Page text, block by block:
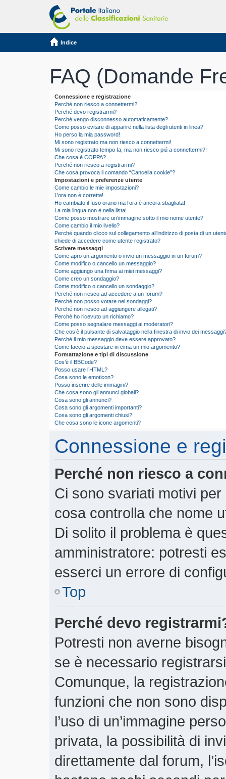
Indice
FAQ (Domande
Connessione e registrazione
Perché non riesco a connettermi?
Perché devo registrarmi?
Perché vengo disconnesso automaticamente?
Come posso evitare di apparire nella lista degli utenti in linea?
Ho perso la mia password!
Mi sono registrato ma non riesco a connettermi!
Mi sono registrato tempo fa, ma non riesco piú a connettermi?!
Che cosa è COPPA?
Perché non riesco a registrarmi?
Che cosa provoca il comando “Cancella cookie”?
Impostazioni e preferenze utente
Come cambio le mie impostazioni?
L’ora non è corretta!
Ho cambiato il fuso orario ma l’ora è ancora sbagliata!
La mia lingua non è nella lista!
Come posso mostrare un’immagine sotto il mio nome utente?
Come cambio il mio livello?
Perché quando clicco sul collegamento all’indirizzo di posta di un
chiede di accedere come utente registrato?
Scrivere messaggi
Come apro un argomento o invio un messaggio in un forum?
Come modifico o cancello un messaggio?
Come aggiungo una firma ai miei messaggi?
Come creo un sondaggio?
Come modifico o cancello un sondaggio?
Perché non riesco ad accedere a un forum?
Perché non posso votare nei sondaggi?
Perché non riesco ad aggiungere allegati?
Perché ho ricevuto un richiamo?
Come posso segnalare messaggi ai moderatori?
Che cos’è il pulsante di salvataggio nella finestra di invio dei
Perché il mio messaggio deve essere approvato?
Come faccio a spostare in cima un mio argomento?
Formattazione e tipi di discussione
Cos’è il BBCode?
Posso usare l’HTML?
Cosa sono le emoticon?
Posso inserire delle immagini?
Che cosa sono gli annunci globali?
Cosa sono gli annunci?
Cosa sono gli argomenti importanti?
Cosa sono gli argomenti chiusi?
Che cosa sono le icone argomenti?
Connessione e
Perché non riesco a
Ci sono svariati motivi
cosa controlla che nome
Di solito il problema è
amministratore: potresti
esserci un errore di
Top
Perché devo
Potresti non averne
se è necessario
Comunque, la
funzioni che non sono
l’uso di un’immagine
privata, la possibilità di
direttamente dal forum,